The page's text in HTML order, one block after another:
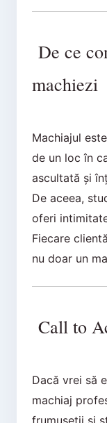
De ce
machiezi
Machiajul
de un loc în
ascultată și
De aceea,
oferi
Fiecare
nu doar un
Call to
Dacă vrei să
machiaj